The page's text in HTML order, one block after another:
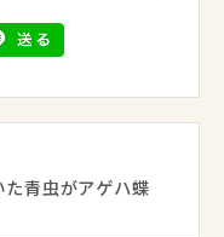
青虫がアゲハ蝶